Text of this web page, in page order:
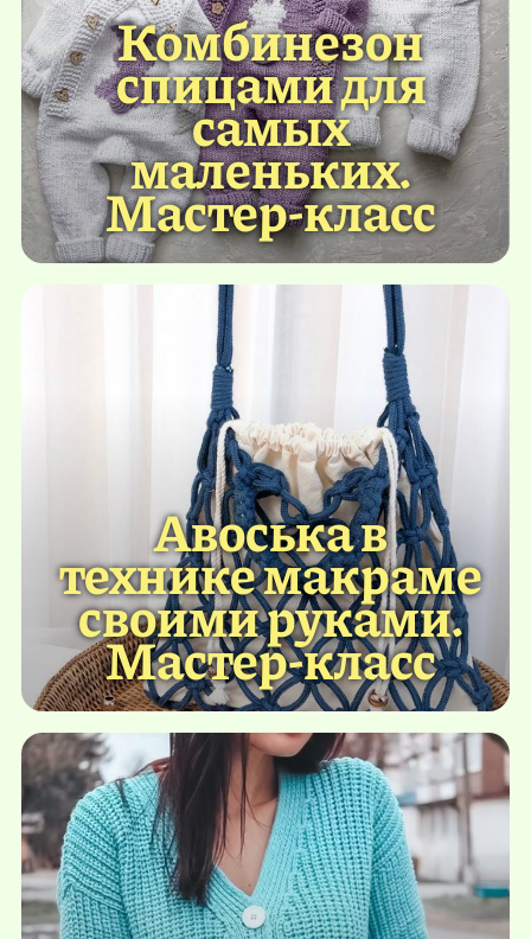
Комбинезон
спицами для
самых
маленьких.
Мастер-класс
Авоська в
технике макраме
своими руками.
Мастер-класс